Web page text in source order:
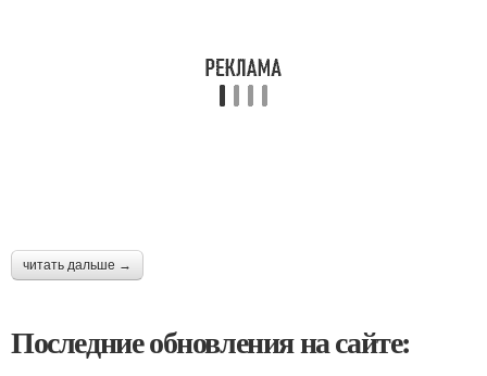
читать дальше →
Последние обновления на сайте: